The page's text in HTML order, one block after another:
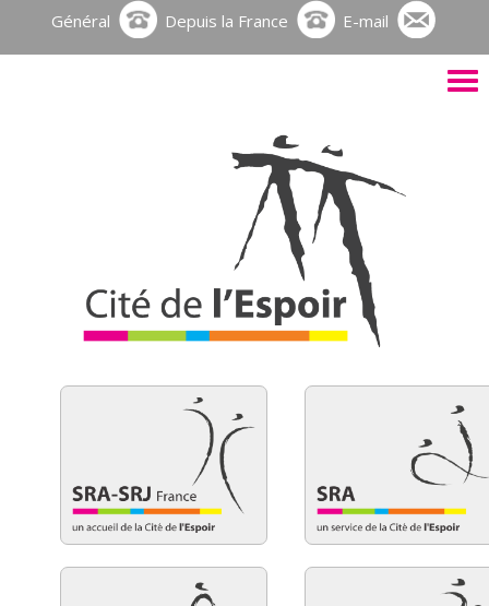
Général Depuis la France E-mail
le